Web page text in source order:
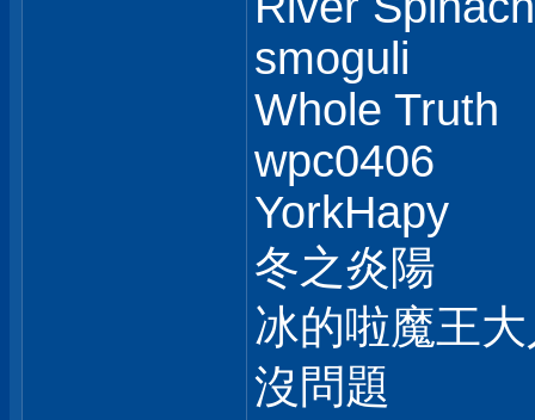
smoguli
Whole Truth
wpc0406
YorkHapy
冬之炎陽
冰的啦魔王
沒問題